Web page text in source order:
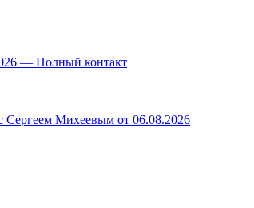
— Полный контакт
Сергеем Михеевым от 06.08.2026